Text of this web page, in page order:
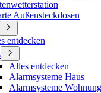
Außensteckdosen
entdecken
Alles entdecken
Alarmsysteme Haus
Alarmsysteme Wohnung